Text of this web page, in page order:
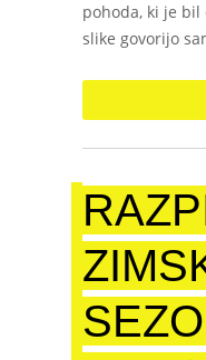
pohoda, ki je bil
slike govorijo